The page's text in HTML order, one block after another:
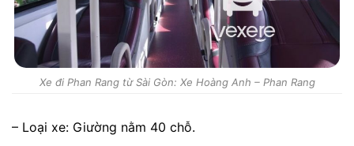
Xe đi Phan Rang từ Sài Gòn: Xe Hoàng Anh – Phan Rang
– Loại xe: Giường nằm 40 chỗ.